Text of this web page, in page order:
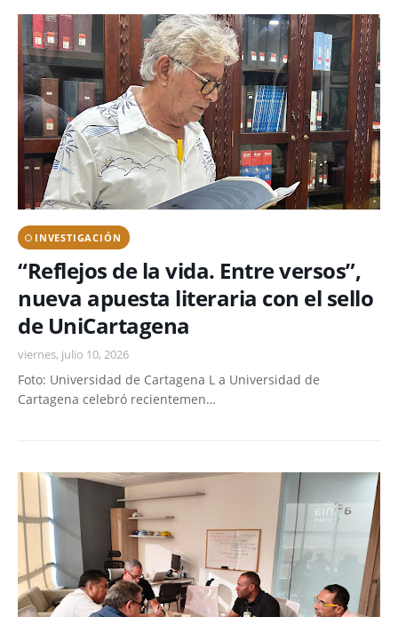
INVESTIGACIÓN
“Reflejos de la vida. Entre versos”,
nueva apuesta literaria con el sello
de UniCartagena
viernes, julio 10, 2026
Foto: Universidad de Cartagena L a Universidad de
Cartagena celebró recientemen…